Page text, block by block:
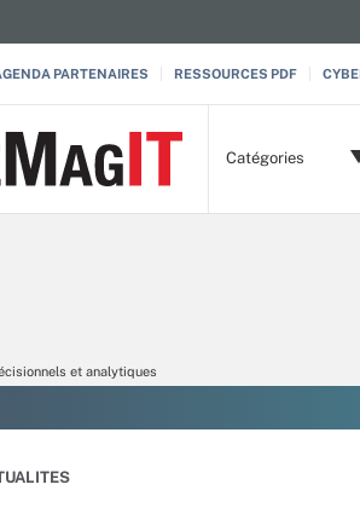
PARTENAIRES RESSOURCES PDF
Catégories
et analytiques